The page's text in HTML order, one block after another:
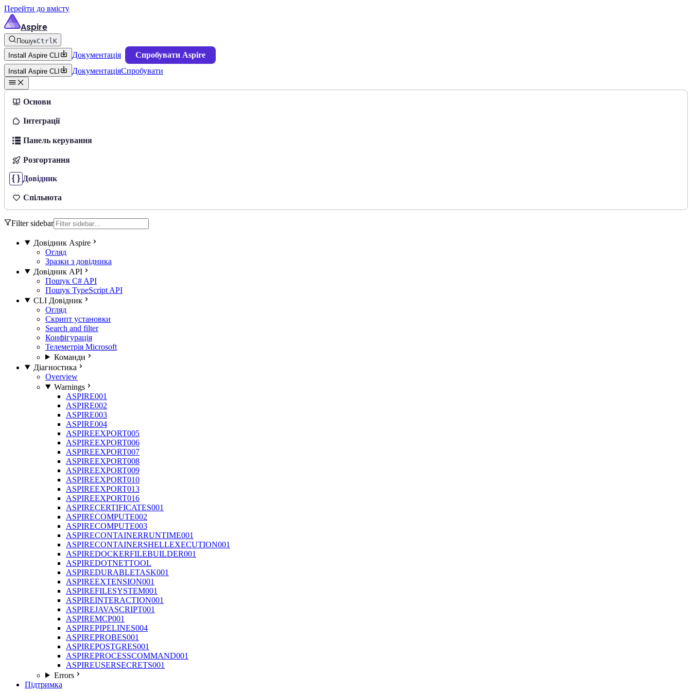
Перейти до вмісту
Aspire
ПошукCtrlK
Install Aspire CLI
Документація Спробувати Aspire
Install Aspire CLI ДокументаціяСпробувати
Основи
Інтеграції
Панель керування
Розгортання
Довідник
Спільнота
Filter sidebar
Довідник Aspire
Огляд
Зразки з довідника
Довідник API
Пошук C# API
Пошук TypeScript API
CLI Довідник
Огляд
Скрипт установки
Search and filter
Конфігурація
Телеметрія Microsoft
Команди
Діагностика
Overview
Warnings
ASPIRE001
ASPIRE002
ASPIRE003
ASPIRE004
ASPIREEXPORT005
ASPIREEXPORT006
ASPIREEXPORT007
ASPIREEXPORT008
ASPIREEXPORT009
ASPIREEXPORT010
ASPIREEXPORT013
ASPIREEXPORT016
ASPIRECERTIFICATES001
ASPIRECOMPUTE002
ASPIRECOMPUTE003
ASPIRECONTAINERRUNTIME001
ASPIRECONTAINERSHELLEXECUTION001
ASPIREDOCKERFILEBUILDER001
ASPIREDOTNETTOOL
ASPIREDURABLETASK001
ASPIREEXTENSION001
ASPIREFILESYSTEM001
ASPIREINTERACTION001
ASPIREJAVASCRIPT001
ASPIREMCP001
ASPIREPIPELINES004
ASPIREPROBES001
ASPIREPOSTGRES001
ASPIREPROCESSCOMMAND001
ASPIREUSERSECRETS001
Errors
Підтримка